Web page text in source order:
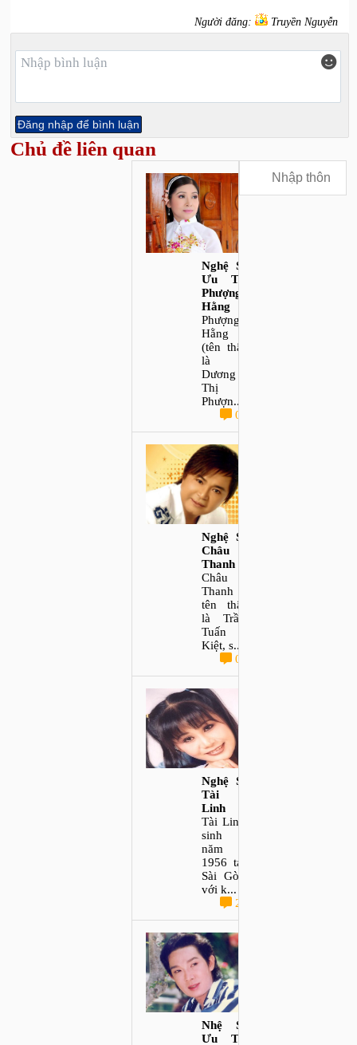
Người đăng: Truyền Nguyễn
Chủ đề liên quan
Nghệ Sĩ
Ưu Tú
Phượng
Hằng
Phượng
Hằng
(tên thật
là
Dương
Thị
Phượn...
0
Nghệ Sĩ
Châu
Thanh
Châu
Thanh
tên thật
là Trần
Tuấn
Kiệt, s...
0
Nghệ Sĩ
Tài
Linh
Tài Linh
sinh
năm
1956 tại
Sài Gòn
với k...
2
Nhệ Sĩ
Ưu Tú